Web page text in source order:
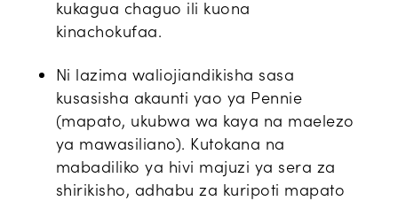
kukagua chaguo ili kuona
kinachokufaa.
Ni lazima waliojiandikisha sasa
kusasisha akaunti yao ya Pennie
(mapato, ukubwa wa kaya na maelezo
ya mawasiliano). Kutokana na
mabadiliko ya hivi majuzi ya sera za
shirikisho, adhabu za kuripoti mapato